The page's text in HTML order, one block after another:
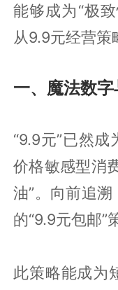
能够成为“极
从9.9元经营策
一、魔法数
“9.9元”已然
价格敏感型消
油”。向前追
的“9.9元包邮”
此策略能成为